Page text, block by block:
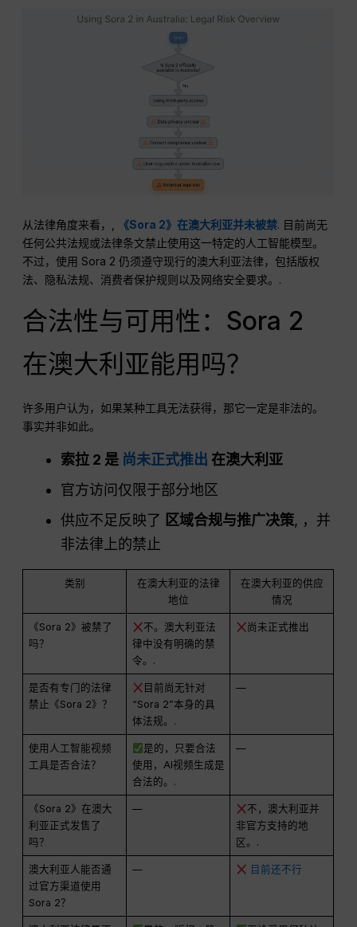
从法律角度来看，, 《Sora 2》在澳大利亚并未被禁. 目前尚无
任何公共法规或法律条文禁止使用这一特定的人工智能模型。
不过，使用 Sora 2 仍须遵守现行的澳大利亚法律，包括版权
法、隐私法规、消费者保护规则以及网络安全要求。.
合法性与可用性：Sora 2
在澳大利亚能用吗？
许多用户认为，如果某种工具无法获得，那它一定是非法的。
事实并非如此。
索拉 2 是 尚未正式推出 在澳大利亚
官方访问仅限于部分地区
供应不足反映了 区域合规与推广决策, ，并
非法律上的禁止
类别
在澳大利亚的法律
地位
在澳大利亚的供应
情况
《Sora 2》被禁了
吗？
不。澳大利亚法
律中没有明确的禁
令。.
尚未正式推出
是否有专门的法律
禁止《Sora 2》？
目前尚无针对
“Sora 2”本身的具
体法规。.
—
使用人工智能视频
工具是否合法？
是的，只要合法
使用，AI视频生成是
合法的。.
—
《Sora 2》在澳大
利亚正式发售了
吗？
—
不，澳大利亚并
非官方支持的地
区。.
澳大利亚人能否通
过官方渠道使用
Sora 2？
— 目前还不行